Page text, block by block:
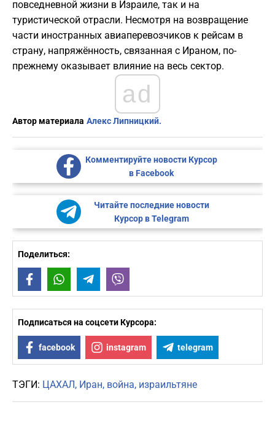
повседневной жизни в Израиле, так и на
туристической отрасли. Несмотря на возвращение
части иностранных авиаперевозчиков к рейсам в
страну, напряжённость, связанная с Ираном, по-
прежнему оказывает влияние на весь сектор.
ad
Автор материала Алекс Липницкий.
Комментируйте новости Курсор
в Facebook
Читайте последние новости
Курсор в Telegram
Поделиться:
FacebookWhatsAppTelegram
Подписаться на соцсети Курсора:
facebook instagram telegram
ТЭГИ: ЦАХАЛ Иран война израильтяне